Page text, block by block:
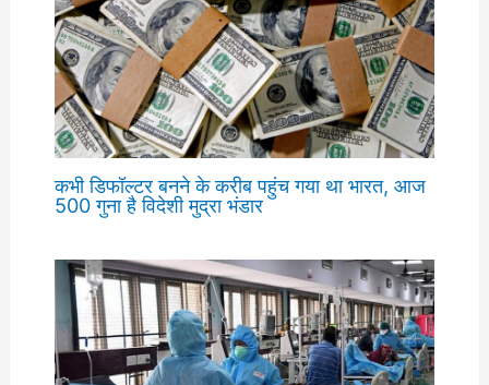
कभी डिफॉल्टर बनने के करीब पहुंच गया था भारत, आज
500 गुना है विदेशी मुद्रा भंडार